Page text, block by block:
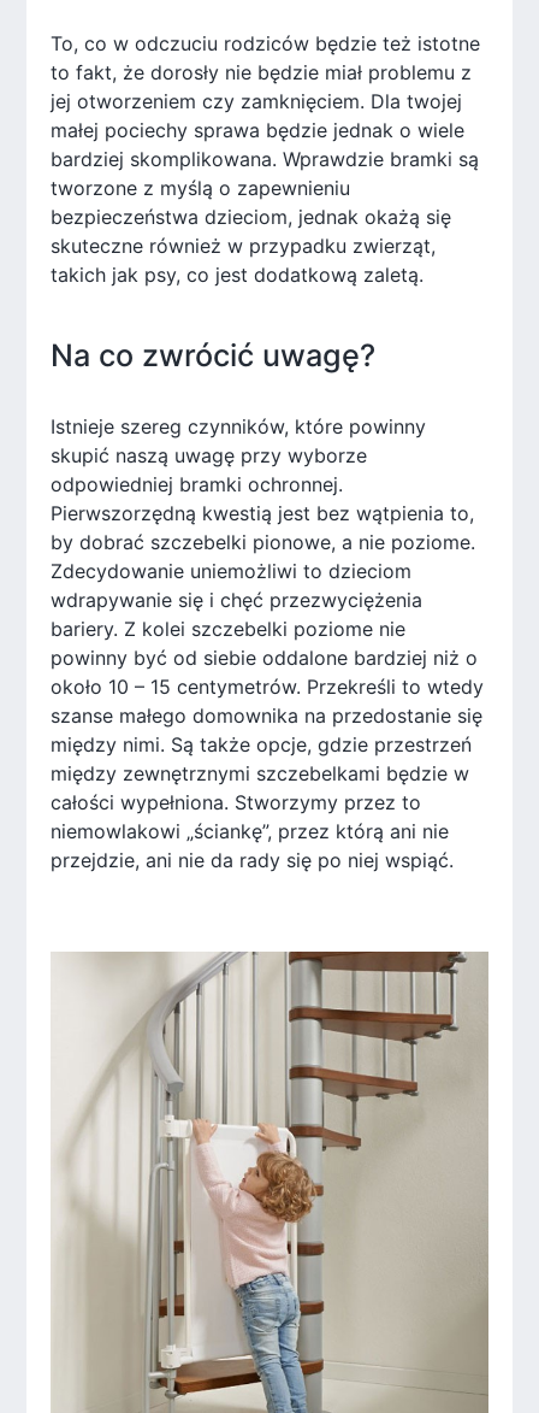
To, co w odczuciu rodziców będzie też istotne
to fakt, że dorosły nie będzie miał problemu z
jej otworzeniem czy zamknięciem. Dla twojej
małej pociechy sprawa będzie jednak o wiele
bardziej skomplikowana. Wprawdzie bramki są
tworzone z myślą o zapewnieniu
bezpieczeństwa dzieciom, jednak okażą się
skuteczne również w przypadku zwierząt,
takich jak psy, co jest dodatkową zaletą.
Na co zwrócić uwagę?
Istnieje szereg czynników, które powinny
skupić naszą uwagę przy wyborze
odpowiedniej bramki ochronnej.
Pierwszorzędną kwestią jest bez wątpienia to,
by dobrać szczebelki pionowe, a nie poziome.
Zdecydowanie uniemożliwi to dzieciom
wdrapywanie się i chęć przezwyciężenia
bariery. Z kolei szczebelki poziome nie
powinny być od siebie oddalone bardziej niż o
około 10 – 15 centymetrów. Przekreśli to wtedy
szanse małego domownika na przedostanie się
między nimi. Są także opcje, gdzie przestrzeń
między zewnętrznymi szczebelkami będzie w
całości wypełniona. Stworzymy przez to
niemowlakowi „ściankę”, przez którą ani nie
przejdzie, ani nie da rady się po niej wspiąć.